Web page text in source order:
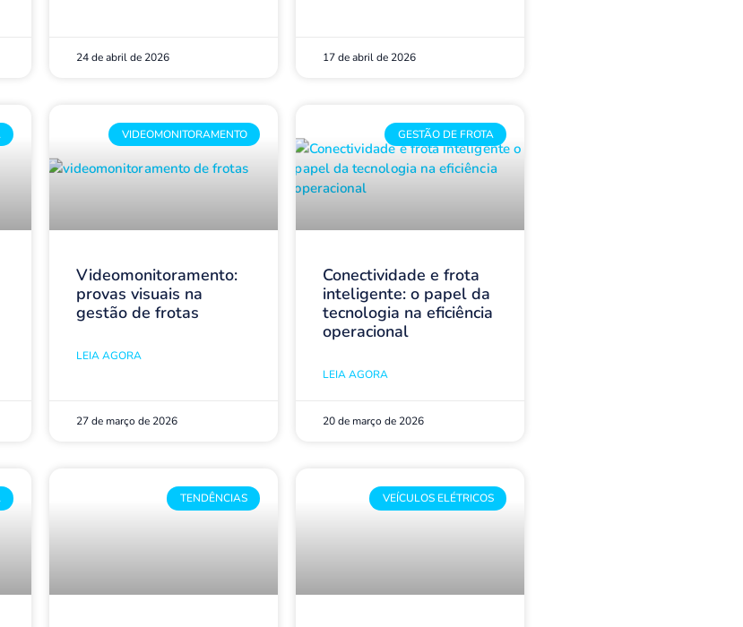
24 de abril de 2026 17 de abril de 2026
VIDEOMONITORAMENTO
Videomonitoramento:
provas visuais na
gestão de frotas
LEIA AGORA
27 de março de 2026
GESTÃO DE FROTA
Conectividade e frota
inteligente: o papel da
tecnologia na eficiência
operacional
LEIA AGORA
20 de março de 2026
TENDÊNCIAS VEÍCULOS ELÉTRICOS